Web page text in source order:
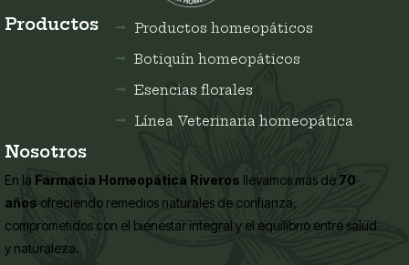
Productos
Productos homeopáticos
Botiquín homeopáticos
Esencias florales
Línea Veterinaria homeopática
Nosotros
En la Farmacia Homeopática Riveros llevamos más de 70
años ofreciendo remedios naturales de confianza,
comprometidos con el bienestar integral y el equilibrio entre salud
y naturaleza.